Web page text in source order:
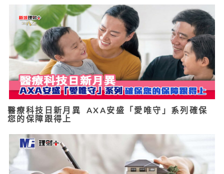
醫療科技日新月異 AXA安盛「愛唯守」系列確保
您的保障跟得上